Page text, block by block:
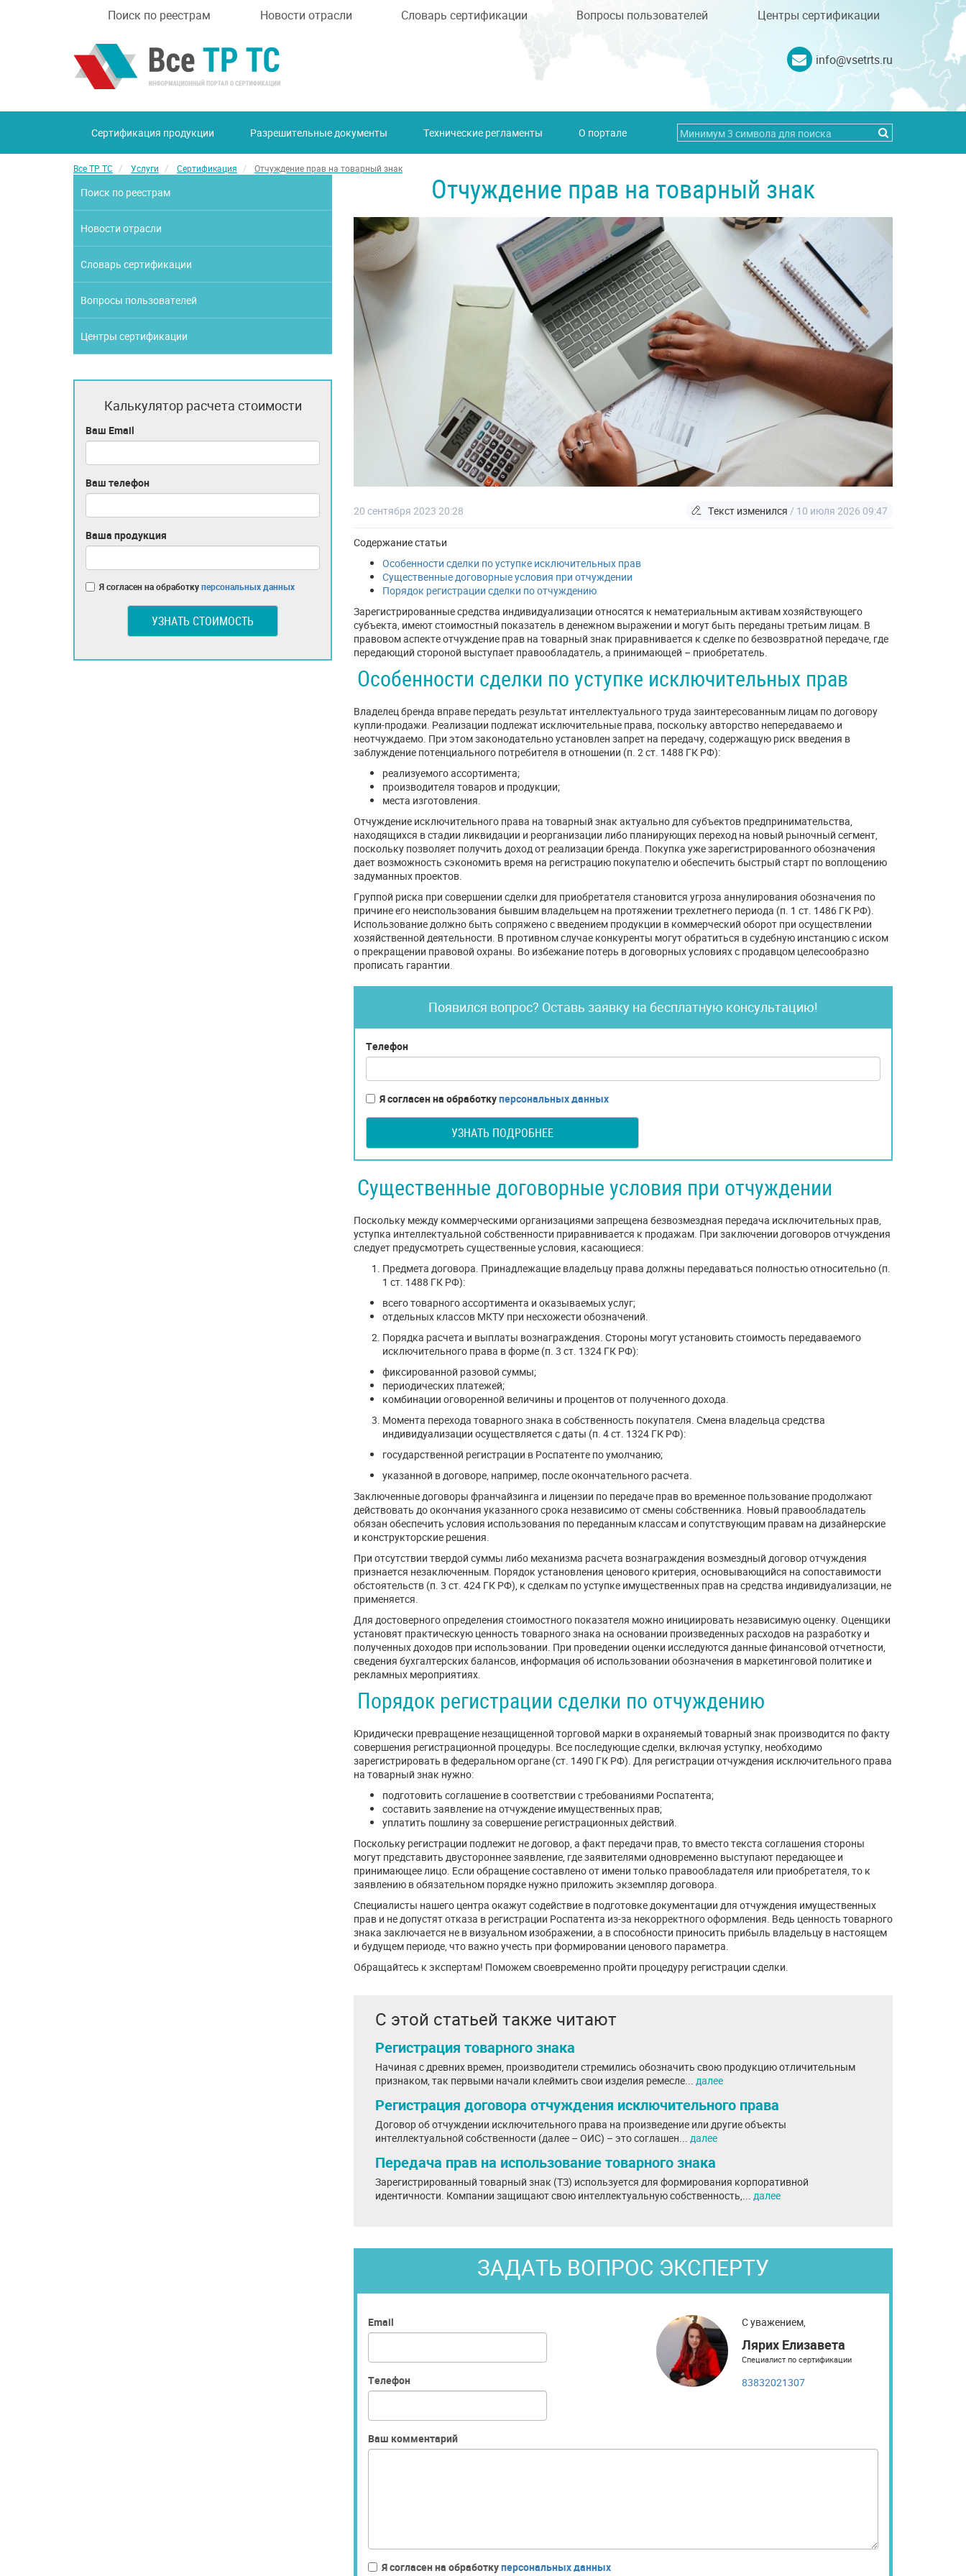
info@vsetrts.ru
Поиск по реестрам Новости отрасли Словарь сертификации Вопросы пользователей Центры сертификации
Сертификация продукции Разрешительные документы Технические регламенты О портале
Все ТР ТС Услуги Сертификация Отчуждение прав на товарный знак
Отчуждение прав на товарный знак
20 сентября 2023 20:28 Текст изменился / 10 июля 2026 09:47
Содержание статьи
Особенности сделки по уступке исключительных прав
Существенные договорные условия при отчуждении
Порядок регистрации сделки по отчуждению
Зарегистрированные средства индивидуализации относятся к нематериальным активам хозяйствующего
субъекта, имеют стоимостный показатель в денежном выражении и могут быть переданы третьим лицам. В
правовом аспекте отчуждение прав на товарный знак приравнивается к сделке по безвозвратной передаче, где
передающий стороной выступает правообладатель, а принимающей – приобретатель.
Особенности сделки по уступке исключительных прав
Владелец бренда вправе передать результат интеллектуального труда заинтересованным лицам по договору
купли-продажи. Реализации подлежат исключительные права, поскольку авторство непередаваемо и
неотчуждаемо. При этом законодательно установлен запрет на передачу, содержащую риск введения в
заблуждение потенциального потребителя в отношении (п. 2 ст. 1488 ГК РФ):
реализуемого ассортимента;
производителя товаров и продукции;
места изготовления.
Отчуждение исключительного права на товарный знак актуально для субъектов предпринимательства,
находящихся в стадии ликвидации и реорганизации либо планирующих переход на новый рыночный сегмент,
поскольку позволяет получить доход от реализации бренда. Покупка уже зарегистрированного обозначения
дает возможность сэкономить время на регистрацию покупателю и обеспечить быстрый старт по воплощению
задуманных проектов.
Группой риска при совершении сделки для приобретателя становится угроза аннулирования обозначения по
причине его неиспользования бывшим владельцем на протяжении трехлетнего периода (п. 1 ст. 1486 ГК РФ).
Использование должно быть сопряжено с введением продукции в коммерческий оборот при осуществлении
хозяйственной деятельности. В противном случае конкуренты могут обратиться в судебную инстанцию с иском
о прекращении правовой охраны. Во избежание потерь в договорных условиях с продавцом целесообразно
прописать гарантии.
Появился вопрос? Оставь заявку на бесплатную консультацию!
Телефон
Я согласен на обработкуперсональных данных
УЗНАТЬ ПОДРОБНЕЕ
Существенные договорные условия при отчуждении
Поскольку между коммерческими организациями запрещена безвозмездная передача исключительных прав,
уступка интеллектуальной собственности приравнивается к продажам. При заключении договоров отчуждения
следует предусмотреть существенные условия, касающиеся:
Предмета договора. Принадлежащие владельцу права должны передаваться полностью относительно (п.
1 ст. 1488 ГК РФ):
всего товарного ассортимента и оказываемых услуг;
отдельных классов МКТУ при несхожести обозначений.
Порядка расчета и выплаты вознаграждения. Стороны могут установить стоимость передаваемого
исключительного права в форме (п. 3 ст. 1324 ГК РФ):
фиксированной разовой суммы;
периодических платежей;
комбинации оговоренной величины и процентов от полученного дохода.
Момента перехода товарного знака в собственность покупателя. Смена владельца средства
индивидуализации осуществляется с даты (п. 4 ст. 1324 ГК РФ):
государственной регистрации в Роспатенте по умолчанию;
указанной в договоре, например, после окончательного расчета.
Заключенные договоры франчайзинга и лицензии по передаче прав во временное пользование продолжают
действовать до окончания указанного срока независимо от смены собственника. Новый правообладатель
обязан обеспечить условия использования по переданным классам и сопутствующим правам на дизайнерские
и конструкторские решения.
При отсутствии твердой суммы либо механизма расчета вознаграждения возмездный договор отчуждения
признается незаключенным. Порядок установления ценового критерия, основывающийся на сопоставимости
обстоятельств (п. 3 ст. 424 ГК РФ), к сделкам по уступке имущественных прав на средства индивидуализации, не
применяется.
Для достоверного определения стоимостного показателя можно инициировать независимую оценку. Оценщики
установят практическую ценность товарного знака на основании произведенных расходов на разработку и
полученных доходов при использовании. При проведении оценки исследуются данные финансовой отчетности,
сведения бухгалтерских балансов, информация об использовании обозначения в маркетинговой политике и
рекламных мероприятиях.
Порядок регистрации сделки по отчуждению
Юридически превращение незащищенной торговой марки в охраняемый товарный знак производится по факту
совершения регистрационной процедуры. Все последующие сделки, включая уступку, необходимо
зарегистрировать в федеральном органе (ст. 1490 ГК РФ). Для регистрации отчуждения исключительного права
на товарный знак нужно:
подготовить соглашение в соответствии с требованиями Роспатента;
составить заявление на отчуждение имущественных прав;
уплатить пошлину за совершение регистрационных действий.
Поскольку регистрации подлежит не договор, а факт передачи прав, то вместо текста соглашения стороны
могут представить двустороннее заявление, где заявителями одновременно выступают передающее и
принимающее лицо. Если обращение составлено от имени только правообладателя или приобретателя, то к
заявлению в обязательном порядке нужно приложить экземпляр договора.
Специалисты нашего центра окажут содействие в подготовке документации для отчуждения имущественных
прав и не допустят отказа в регистрации Роспатента из-за некорректного оформления. Ведь ценность товарного
знака заключается не в визуальном изображении, а в способности приносить прибыль владельцу в настоящем
и будущем периоде, что важно учесть при формировании ценового параметра.
Обращайтесь к экспертам! Поможем своевременно пройти процедуру регистрации сделки.
С этой статьей также читают
Регистрация товарного знака
Начиная с древних времен, производители стремились обозначить свою продукцию отличительным
признаком, так первыми начали клеймить свои изделия ремесле... далее
Регистрация договора отчуждения исключительного права
Договор об отчуждении исключительного права на произведение или другие объекты
интеллектуальной собственности (далее – ОИС) – это соглашен... далее
Передача прав на использование товарного знака
Зарегистрированный товарный знак (ТЗ) используется для формирования корпоративной
идентичности. Компании защищают свою интеллектуальную собственность,... далее
ЗАДАТЬ ВОПРОС ЭКСПЕРТУ
С уважением,
Лярих Елизавета
Специалист по сертификации
83832021307
Email
Телефон
Ваш комментарий
Я согласен на обработкуперсональных данных
Поиск по реестрам
Новости отрасли
Словарь сертификации
Вопросы пользователей
Центры сертификации
Калькулятор расчета стоимости
Ваш Email
Ваш телефон
Ваша продукция
Я согласен на обработкуперсональных данных
УЗНАТЬ СТОИМОСТЬ